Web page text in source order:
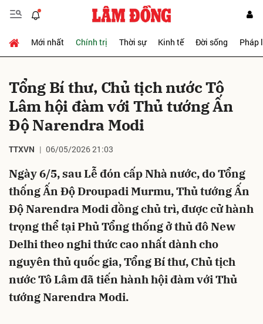
Mới nhất Chính trị Thời sự Kinh tế Đời sống Pháp
Tổng Bí thư, Chủ tịch nước Tô
Lâm hội đàm với Thủ tướng Ấn
Độ Narendra Modi
TTXVN 06/05/2026 21:03
Ngày 6/5, sau Lễ đón cấp Nhà nước, do Tổng
thống Ấn Độ Droupadi Murmu, Thủ tướng Ấn
Độ Narendra Modi đồng chủ trì, được cử hành
trọng thể tại Phủ Tổng thống ở thủ đô New
Delhi theo nghi thức cao nhất dành cho
nguyên thủ quốc gia, Tổng Bí thư, Chủ tịch
nước Tô Lâm đã tiến hành hội đàm với Thủ
tướng Narendra Modi.
Gửi bình luận
Hủy Gửi